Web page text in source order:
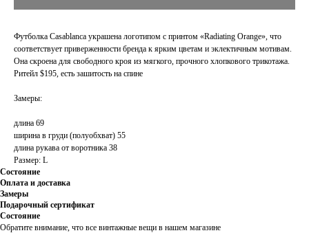
Футболка Casablanca украшена логотипом с принтом «Radiating Orange», что
соответствует приверженности бренда к ярким цветам и эклектичным мотивам.
Она скроена для свободного кроя из мягкого, прочного хлопкового трикотажа.
Ритейл $195, есть зашитость на спине
Замеры:
длина 69
ширина в груди (полуобхват) 55
длина рукава от воротника 38
Размер: L
Состояние
Оплата и доставка
Замеры
Подарочный сертификат
Состояние
Обратите внимание, что все винтажные вещи в нашем магазине